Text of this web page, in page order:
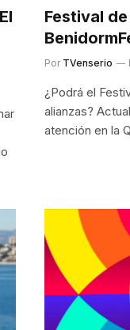
Festival
Por TVenserio
¿Podrá el
alianzas?
atención en la